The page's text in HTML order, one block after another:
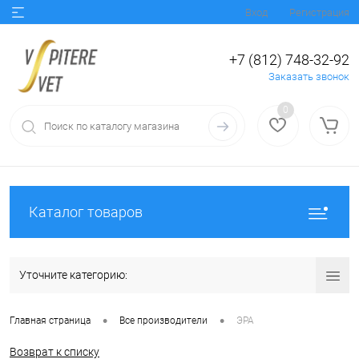
Вход Регистрация
+7 (812) 748-32-92
Заказать звонок
0
Каталог товаров
Уточните категорию:
Главная страница • Все производители • ЭРА
Возврат к списку